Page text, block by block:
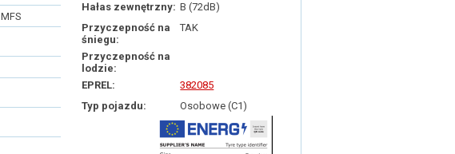
MFS
Hałas zewnętrzny: B (72dB)
Przyczepność na
śniegu:
TAK
Przyczepność na
lodzie:
EPREL:
382085
Typ pojazdu:
Osobowe (C1)